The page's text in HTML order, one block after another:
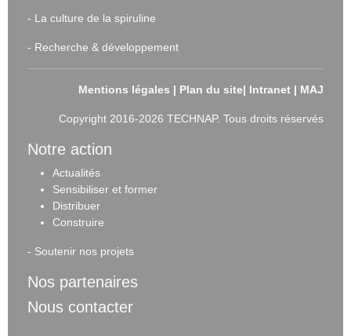
- La culture de la spiruline
- Recherche & développement
Mentions légales | Plan du site| Intranet | MAJ
Copyright 2016-2026 TECHNAP. Tous droits réservés
Notre action
Actualités
Sensibiliser et former
Distribuer
Construire
- Soutenir nos projets
Nos partenaires
Nous contacter